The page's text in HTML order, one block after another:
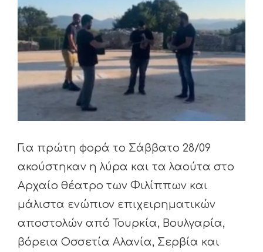
Image
Για πρώτη φορά το Σάββατο 28/09
ακούστηκαν η λύρα και τα λαούτα στο
Αρχαίο θέατρο των Φιλίππων και
μάλιστα ενώπιον επιχειρηματικών
αποστολών από Τουρκία, Βουλγαρία,
βόρεια Οσσετία Αλανία, Σερβία και